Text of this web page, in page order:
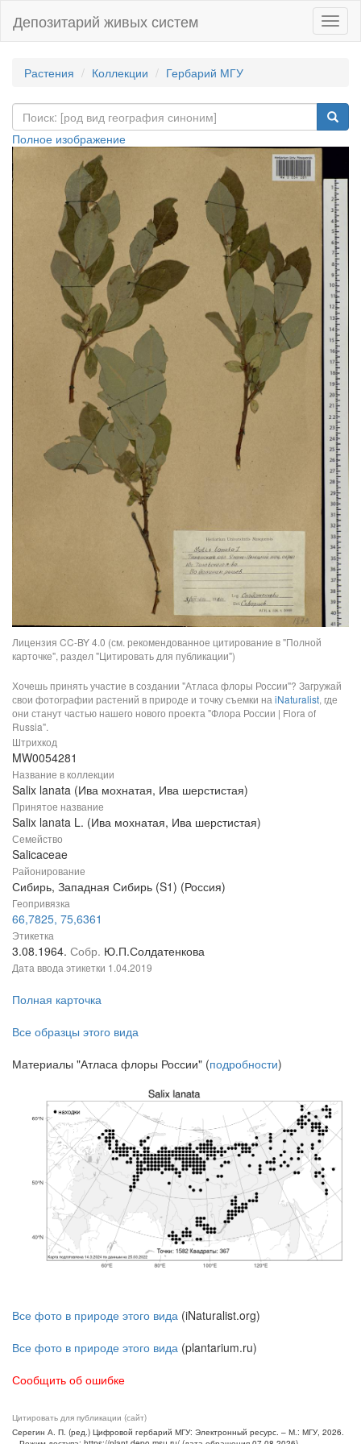
Депозитарий живых систем
Растения Коллекции Гербарий МГУ
Полное изображение
Лицензия CC-BY 4.0 (см. рекомендованное цитирование в "Полной
карточке", раздел "Цитировать для публикации")
Хочешь принять участие в создании "Атласа флоры России"? Загружай
свои фотографии растений в природе и точку съемки на iNaturalist, где
они станут частью нашего нового проекта "Флора России | Flora of
Russia".
Штрихкод
MW0054281
Название в коллекции
Salix lanata (Ива мохнатая, Ива шерстистая)
Принятое название
Salix lanata L. (Ива мохнатая, Ива шерстистая)
Семейство
Salicaceae
Районирование
Сибирь, Западная Сибирь (S1) (Россия)
Геопривязка
66,7825, 75,6361
Этикетка
3.08.1964. Собр. Ю.П.Солдатенкова
Дата ввода этикетки 1.04.2019
Полная карточка
Все образцы этого вида
Материалы "Атласа флоры России" (подробности)
Все фото в природе этого вида (iNaturalist.org)
Все фото в природе этого вида (plantarium.ru)
Сообщить об ошибке
Цитировать для публикации (сайт)
Серегин А. П. (ред.) Цифровой гербарий МГУ: Электронный ресурс. – М.: МГУ, 2026.